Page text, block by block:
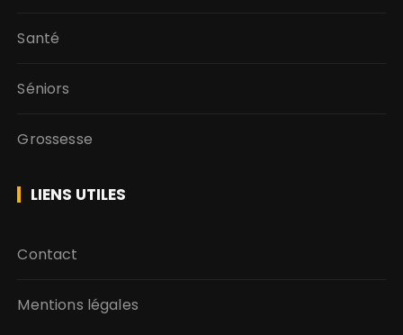
Santé
Séniors
Grossesse
LIENS UTILES
Contact
Mentions légales